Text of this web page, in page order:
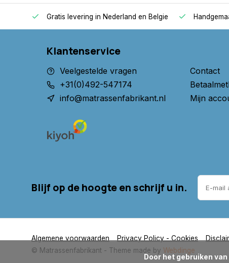
Gratis levering in Nederland en Belgie
Klantenservice
Veelgestelde vragen
+31(0)492-547174
info@matrassenfabrikant.nl
Contact
Mijn
Blijf op de hoogte en schrijf u in.
Algemene voorwaarden Privacy Policy - Cookies
© Matrassenfabrikant - Theme made by Webdinge